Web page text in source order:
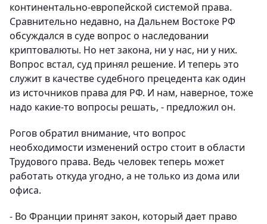
континентально-европейской системой права.
Сравнительно недавно, на Дальнем Востоке РФ
обсуждался в суде вопрос о наследовании
криптовалюты. Но нет закона, ни у нас, ни у них.
Вопрос встал, суд принял решение. И теперь это
служит в качестве судебного прецедента как один
из источников права для РФ. И нам, наверное, тоже
надо какие-то вопросы решать, - предложил он.
Рогов обратил внимание, что вопрос
необходимости изменений остро стоит в области
Трудового права. Ведь человек теперь может
работать откуда угодно, а не только из дома или
офиса.
- Во Франции принят закон, который дает право